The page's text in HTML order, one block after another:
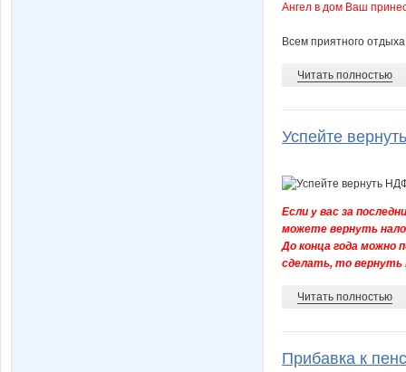
Ангел в дом Ваш
Всем приятного
Читать полностью
Успейте
Если у вас за
можете вернуть
До конца года можно
сделать, то вернуть
Читать полностью
Прибавка к